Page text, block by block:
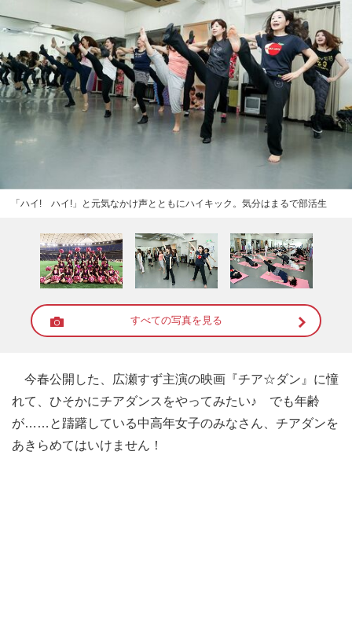
「ハイ! ハイ!」と元気なかけ声とともにハイキック。気分はまるで部活生
すべての写真を見る
今春公開した、広瀬すず主演の映画『チア☆ダン』に憧
れて、ひそかにチアダンスをやってみたい♪ でも年齢
が……と躊躇している中高年女子のみなさん、チアダンを
あきらめてはいけません！